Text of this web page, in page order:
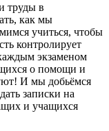
труды в
как мы
учиться, чтобы
контролирует
экзаменом
о помощи и
И мы добьёмся
записки на
и учащихся